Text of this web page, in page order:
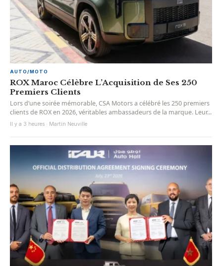
AUTO/MOTO
ROX Maroc Célèbre L’Acquisition de Ses 250
Premiers Clients
Lors d’une soirée mémorable, CSA Motors a célébré les 250 premiers
clients de ROX en 2026, véritables ambassadeurs de la marque. Leur...
Il y a 3 heures · Martin Neuville